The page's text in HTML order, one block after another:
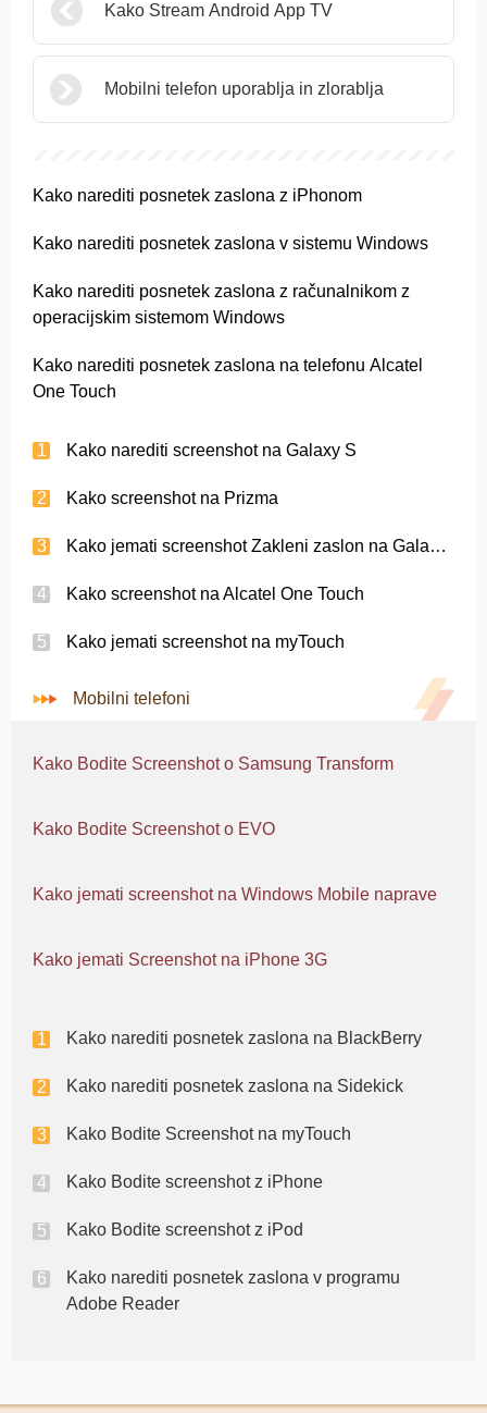
Kako Stream Android App TV
Mobilni telefon uporablja in zlorablja
Kako narediti posnetek zaslona z iPhonom
Kako narediti posnetek zaslona v sistemu Windows
Kako narediti posnetek zaslona z računalnikom z
operacijskim sistemom Windows
Kako narediti posnetek zaslona na telefonu Alcatel
One Touch
Kako narediti screenshot na Galaxy S
Kako screenshot na Prizma
Kako jemati screenshot Zakleni zaslon na Galaxy Nexus
Kako screenshot na Alcatel One Touch
Kako jemati screenshot na myTouch
Mobilni telefoni
Kako Bodite Screenshot o Samsung Transform
Kako Bodite Screenshot o EVO
Kako jemati screenshot na Windows Mobile naprave
Kako jemati Screenshot na iPhone 3G
Kako narediti posnetek zaslona na BlackBerry
Kako narediti posnetek zaslona na Sidekick
Kako Bodite Screenshot na myTouch
Kako Bodite screenshot z iPhone
Kako Bodite screenshot z iPod
Kako narediti posnetek zaslona v programu
Adobe Reader